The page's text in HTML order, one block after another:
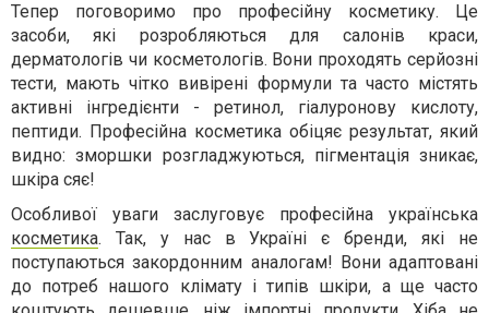
Тепер поговоримо про професійну косметику. Це
засоби, які розробляються для салонів краси,
дерматологів чи косметологів. Вони проходять серйозні
тести, мають чітко вивірені формули та часто містять
активні інгредієнти - ретинол, гіалуронову кислоту,
пептиди. Професійна косметика обіцяє результат, який
видно: зморшки розгладжуються, пігментація зникає,
шкіра сяє!
Особливої уваги заслуговує професійна українська
косметика. Так, у нас в Україні є бренди, які не
поступаються закордонним аналогам! Вони адаптовані
до потреб нашого клімату і типів шкіри, а ще часто